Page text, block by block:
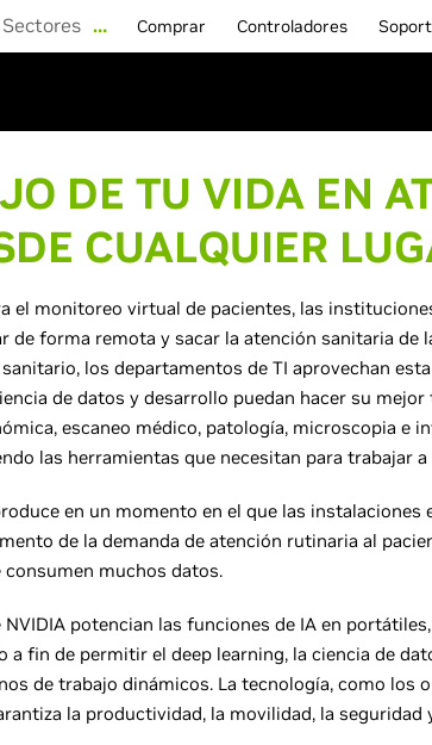
Sectores … Comprar Controladores
DE TU VIDA EN
CUALQUIER
el monitoreo virtual de pacientes, las
de forma remota y sacar la atención sanitaria de
los departamentos de TI aprovechan
de datos y desarrollo puedan hacer su
escaneo médico, patología, microscopia e
las herramientas que necesitan para trabajar a
en un momento en el que las instalaciones
de la demanda de atención rutinaria al
muchos datos.
potencian las funciones de IA en portátiles,
a fin de permitir el deep learning, la ciencia de
de trabajo dinámicos. La tecnología, como los
la productividad, la movilidad, la